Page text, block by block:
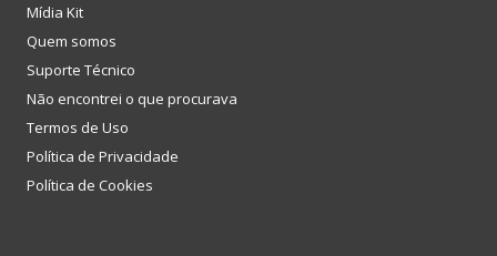
Mídia Kit
Quem somos
Suporte Técnico
Não encontrei o que procurava
Termos de Uso
Política de Privacidade
Política de Cookies